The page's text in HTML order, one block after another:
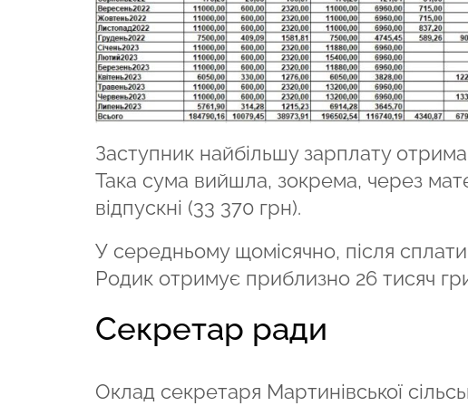
Заступник найбільшу зарплату
Така сума вийшла, зокрема, через
відпускні (33 370 грн).
У середньому щомісячно, після
Родик отримує приблизно 26 тисяч
Секретар ради
Оклад секретаря Мартинівської